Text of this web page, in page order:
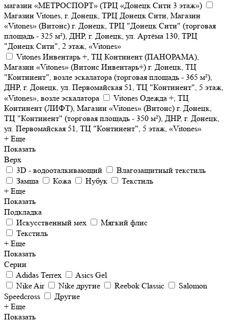
магазин «МЕТРОСПОРТ» (ТРЦ «Донецк Сити 3 этаж»)
Магазин Vitones, г. Донецк, ТРЦ Донецк Сити, Магазин
«Vitones» (Витонс) г. Донецк, ТРЦ "Донецк Сити" (торговая
площадь - 325 м²), ДНР, г. Донецк, ул. Артёма 130, ТРЦ
"Донецк Сити", 2 этаж, «Vitones»
Vitones Инвентарь +, ТЦ Континент (ПАНОРАМА),
Магазин «Vitones» (Витонс Инвентарь+) г. Донецк, ТЦ
"Континент", возле эскалатора (торговая площадь - 365 м²),
ДНР, г. Донецк, ул. Первомайская 51, ТЦ "Континент", 5 этаж,
«Vitones», возле эскалатора
Vitones Одежда +, ТЦ
Континент (ЛИФТ), Магазин «Vitones» (Витонс) г. Донецк,
ТЦ "Континент" (торговая площадь - 350 м²), ДНР, г. Донецк,
ул. Первомайская 51, ТЦ "Континент", 5 этаж, «Vitones»
+ Еще
Показать
Верх
3D - водооталкивающий
Влагозащитный текстиль
Замша
Кожа Нубук
Текстиль
+ Еще
Показать
Подкладка
Искусственный мех
Мягкий флис
Текстиль
+ Еще
Показать
Серии
Adidas Terrex
Asics Gel
Nike Air
Nike другие Reebok Classic
Salomon
Speedcross
Другие
+ Еще
Показать